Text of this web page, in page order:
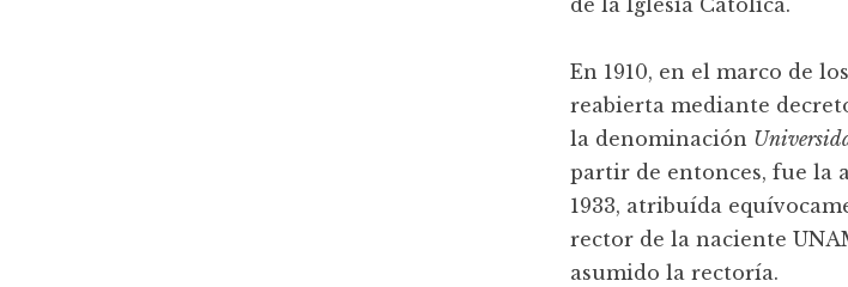
de la Iglesia Católica.
En 1910, en el marco de
reabierta mediante
la denominación
partir de entonces, fue la
1933, atribuída
rector de la naciente
asumido la rectoría.